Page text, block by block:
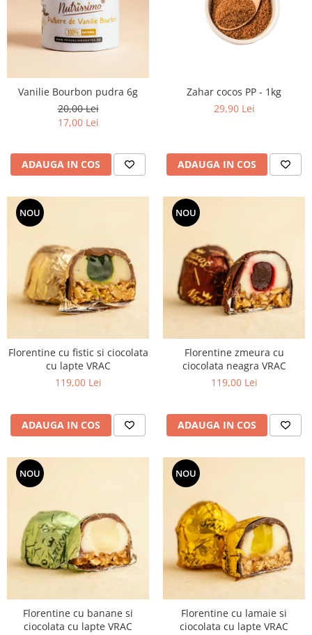
CREME ȘI PASTE TARTINABILE
CONDIMENTE
CIOCOLATĂ ȘI CACAO
HEALTHY SNACKS
SUPERALIMENTE
BACANIE
PRODUSE ECO / ORGANICE
PRODUSE ROMÂNEȘTI
COSMETICE
TOATE PRODUSELE
Vanilie Bourbon pudra 6g
20,00 Lei
17,00 Lei
ADAUGA IN COS
Zahar cocos PP - 1kg
29,90 Lei
ADAUGA IN COS
NOU
Florentine cu fistic si ciocolata
cu lapte VRAC
119,00 Lei
ADAUGA IN COS
NOU
Florentine zmeura cu
ciocolata neagra VRAC
119,00 Lei
ADAUGA IN COS
NOU
Florentine cu banane si
ciocolata cu lapte VRAC
NOU
Florentine cu lamaie si
ciocolata cu lapte VRAC